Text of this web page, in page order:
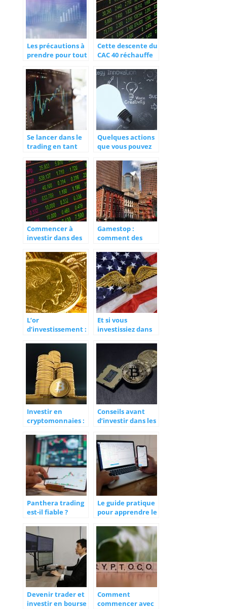
Les précautions à
prendre pour tout
bourse
Cette descente du
CAC 40 réchauffe
en bourse
Se lancer dans le
trading en tant
que vous devez
savoir
Quelques actions
que vous pouvez
Commencer à
investir dans des
Gamestop :
comment des
fait flamber
l’action ?
L’or
d’investissement :
son portefeuille
Et si vous
investissiez dans
l’Once American
Eagle ?
Investir en
cryptomonnaies :
Conseils avant
d’investir dans les
Panthera trading
est-il fiable ?
Le guide pratique
pour apprendre le
Devenir trader et
investir en bourse
Comment
commencer avec